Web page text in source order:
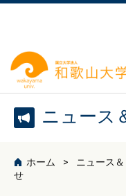
ニュース
ホーム ニュース
せ